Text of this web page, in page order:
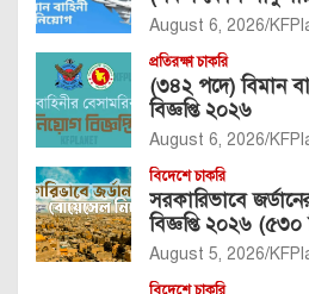
August 6, 2026
প্রতিরক্ষা চাকরি
(৩৪২ পদে) বিমান
বিজ্ঞপ্তি ২০২৬
August 6, 2026
বিদেশে চাকরি
সরকারিভাবে
বিজ্ঞপ্তি ২০২৬
August 5, 2026
বিদেশে চাকরি